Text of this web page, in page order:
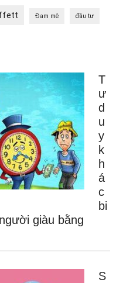
Đam mê đầu tư
T
ư
d
u
y
k
h
á
c
bi
giàu bằng
S